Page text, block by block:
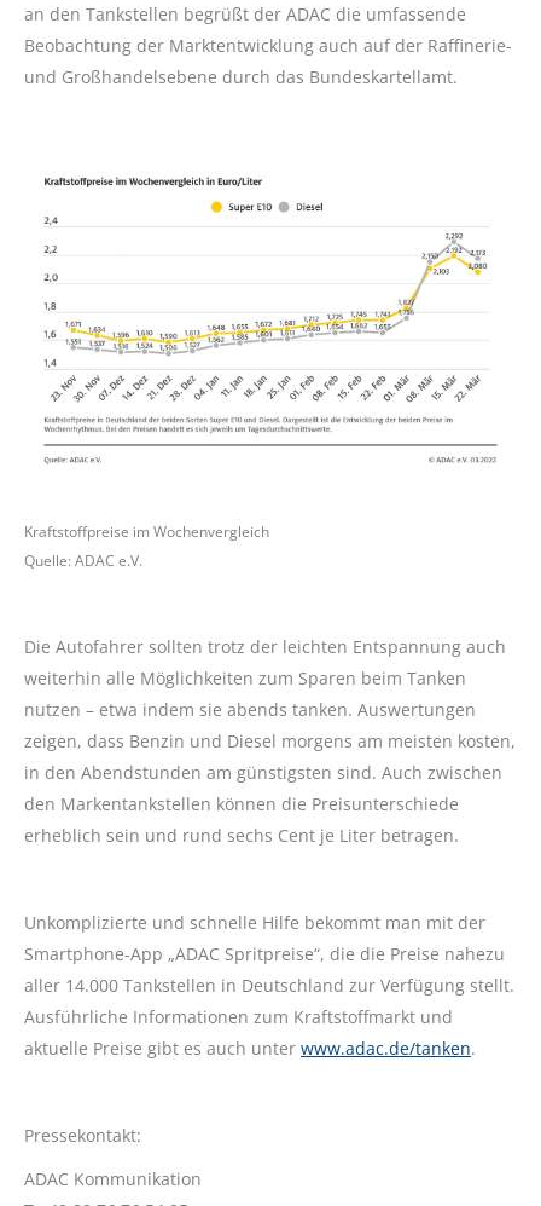
an den Tankstellen begrüßt der ADAC die umfassende
Beobachtung der Marktentwicklung auch auf der Raffinerie-
und Großhandelsebene durch das Bundeskartellamt.
Kraftstoffpreise im Wochenvergleich
Quelle: ADAC e.V.
Die Autofahrer sollten trotz der leichten Entspannung auch
weiterhin alle Möglichkeiten zum Sparen beim Tanken
nutzen – etwa indem sie abends tanken. Auswertungen
zeigen, dass Benzin und Diesel morgens am meisten kosten,
in den Abendstunden am günstigsten sind. Auch zwischen
den Markentankstellen können die Preisunterschiede
erheblich sein und rund sechs Cent je Liter betragen.
Unkomplizierte und schnelle Hilfe bekommt man mit der
Smartphone-App „ADAC Spritpreise“, die die Preise nahezu
aller 14.000 Tankstellen in Deutschland zur Verfügung stellt.
Ausführliche Informationen zum Kraftstoffmarkt und
aktuelle Preise gibt es auch unter www.adac.de/tanken.
Pressekontakt:
ADAC Kommunikation